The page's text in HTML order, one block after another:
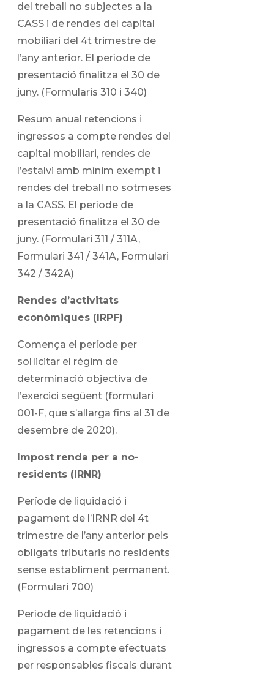
del treball no subjectes a la
CASS i de rendes del capital
mobiliari del 4t trimestre de
l’any anterior. El període de
presentació finalitza el 30 de
juny. (Formularis 310 i 340)
Resum anual retencions i
ingressos a compte rendes del
capital mobiliari, rendes de
l’estalvi amb mínim exempt i
rendes del treball no sotmeses
a la CASS. El període de
presentació finalitza el 30 de
juny. (Formulari 311 / 311A,
Formulari 341 / 341A, Formulari
342 / 342A)
Rendes d’activitats
econòmiques (IRPF)
Comença el període per
sol·licitar el règim de
determinació objectiva de
l’exercici següent (formulari
001-F, que s’allarga fins al 31 de
desembre de 2020).
Impost renda per a no-
residents (IRNR)
Període de liquidació i
pagament de l’IRNR del 4t
trimestre de l’any anterior pels
obligats tributaris no residents
sense establiment permanent.
(Formulari 700)
Període de liquidació i
pagament de les retencions i
ingressos a compte efectuats
per responsables fiscals durant